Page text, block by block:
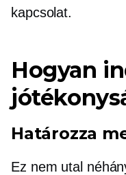
kapcsolat.
Hogyan
Határozza
Ez nem utal